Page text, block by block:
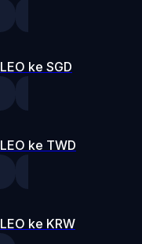
LEO ke SGD
LEO ke TWD
LEO ke KRW